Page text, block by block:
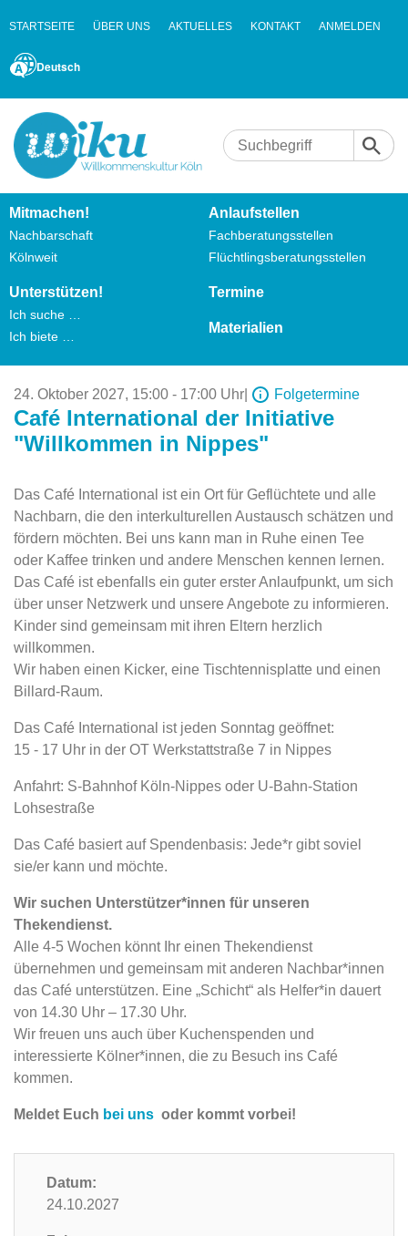
STARTSEITE ÜBER UNS AKTUELLES KONTAKT ANMELDEN
Deutsch
Mitmachen!
Nachbarschaft
Kölnweit
Anlaufstellen
Fachberatungsstellen
Flüchtlingsberatungsstellen
Unterstützen!
Ich suche …
Ich biete …
Termine
Materialien
24. Oktober 2027, 15:00 - 17:00 Uhr Folgetermine
Café International der Initiative
"Willkommen in Nippes"
Das Café International ist ein Ort für Geflüchtete und alle
Nachbarn, die den interkulturellen Austausch schätzen und
fördern möchten. Bei uns kann man in Ruhe einen Tee
oder Kaffee trinken und andere Menschen kennen lernen.
Das Café ist ebenfalls ein guter erster Anlaufpunkt, um sich
über unser Netzwerk und unsere Angebote zu informieren.
Kinder sind gemeinsam mit ihren Eltern herzlich
willkommen.
Wir haben einen Kicker, eine Tischtennisplatte und einen
Billard-Raum.
Das Café International ist jeden Sonntag geöffnet:
15 - 17 Uhr in der OT Werkstattstraße 7 in Nippes
Anfahrt: S-Bahnhof Köln-Nippes oder U-Bahn-Station
Lohsestraße
Das Café basiert auf Spendenbasis: Jede*r gibt soviel
sie/er kann und möchte.
Wir suchen Unterstützer*innen für unseren
Thekendienst.
Alle 4-5 Wochen könnt Ihr einen Thekendienst
übernehmen und gemeinsam mit anderen Nachbar*innen
das Café unterstützen. Eine „Schicht“ als Helfer*in dauert
von 14.30 Uhr – 17.30 Uhr.
Wir freuen uns auch über Kuchenspenden und
interessierte Kölner*innen, die zu Besuch ins Café
kommen.
Meldet Euch bei uns oder kommt vorbei!
Datum:
24.10.2027